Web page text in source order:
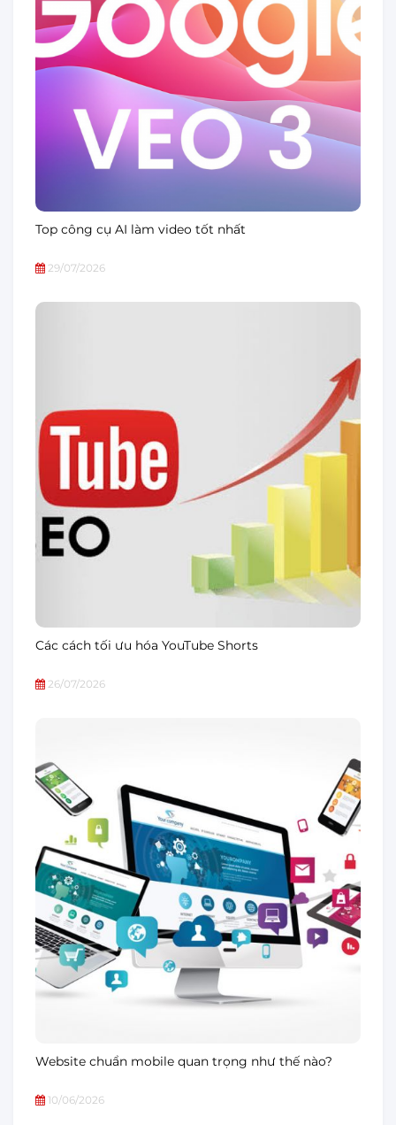
Top công cụ AI làm video tốt nhất
29/07/2026
Các cách tối ưu hóa YouTube Shorts
26/07/2026
Website chuẩn mobile quan trọng như thế nào?
10/06/2026